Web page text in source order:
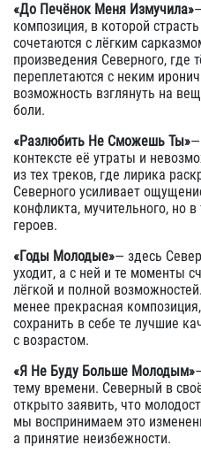
«До Печёнок Меня Измучила»
композиция, в которой
сочетаются с лёгким
произведения Северного, где
переплетаются с неким
возможность взглянуть на
боли.
«Разлюбить Не Сможешь Ты»
контексте её утраты и
из тех треков, где лирика
Северного усиливает
конфликта, мучительного, но
героев.
«Годы Молодые»— здесь
уходит, а с ней и те моменты
лёгкой и полной
менее прекрасная
сохранить в себе те лучшие
с возрастом.
«Я Не Буду Больше Молодым»
тему времени. Северный в
открыто заявить, что
мы воспринимаем это
а принятие неизбежности.